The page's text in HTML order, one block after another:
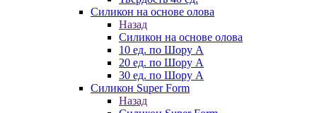
Силикон на основе олова
Назад
Силикон на основе олова
10 ед. по Шору А
20 ед. по Шору А
30 ед. по Шору А
Силикон Super Form
Назад